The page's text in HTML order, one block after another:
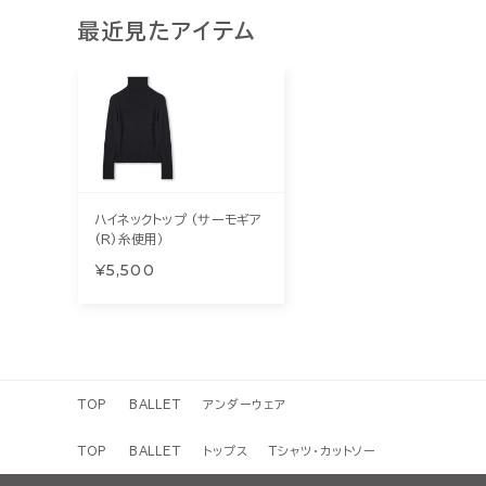
最近見たアイテム
ハイネックトップ (サーモギア
(R)糸使用）
¥5,500
TOP BALLET アンダーウェア
TOP BALLET トップス Tシャツ・カットソー